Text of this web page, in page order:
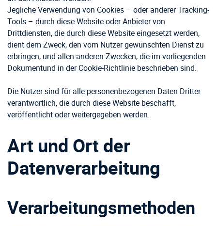
Jegliche Verwendung von Cookies – oder anderer Tracking-
Tools – durch diese Website oder Anbieter von
Drittdiensten, die durch diese Website eingesetzt werden,
dient dem Zweck, den vom Nutzer gewünschten Dienst zu
erbringen, und allen anderen Zwecken, die im vorliegenden
Dokumentund in der Cookie-Richtlinie beschrieben sind.
Die Nutzer sind für alle personenbezogenen Daten Dritter
verantwortlich, die durch diese Website beschafft,
veröffentlicht oder weitergegeben werden.
Art und Ort der
Datenverarbeitung
Verarbeitungsmethoden